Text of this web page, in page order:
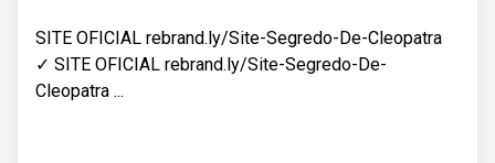
SITE OFICIAL rebrand.ly/Site-Segredo-De-Cleopatra
✓ SITE OFICIAL rebrand.ly/Site-Segredo-De-
Cleopatra ...